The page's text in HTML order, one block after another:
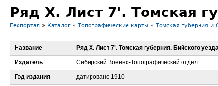
Ряд X. Лист 7'. Томская
В
ы
Геопортал » Каталог » Топографические карты » Томская губерния и
Название Ряд X. Лист 7'. Томская губерния. Бийского
Издатель Сибирский Военно-Топографический отдел
Год издания датировано 1910